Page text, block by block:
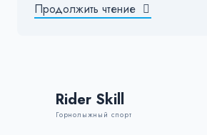
Продолжить чтение
Rider Skill
Горнолыжный спорт